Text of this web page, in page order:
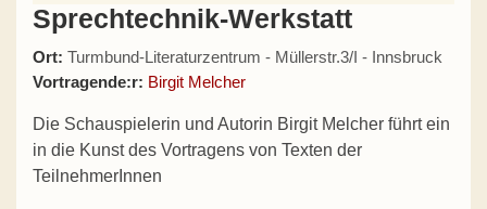
Sprechtechnik-Werkstatt
Ort: Turmbund-Literaturzentrum - Müllerstr.3/I - Innsbruck
Vortragende:r: Birgit Melcher
Die Schauspielerin und Autorin Birgit Melcher führt ein
in die Kunst des Vortragens von Texten der
TeilnehmerInnen